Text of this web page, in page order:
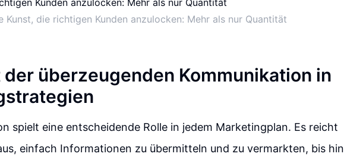
Kunst, die richtigen Kunden anzulocken: Mehr als nur Quantität
der überzeugenden Kommunikation in
spielt eine entscheidende Rolle in jedem Marketingplan. Es reicht
einfach Informationen zu übermitteln und zu vermarkten, bis hin